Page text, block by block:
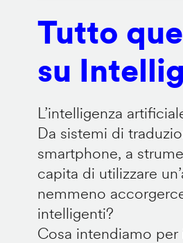
Tutto
su
L’intelligenza
Da sistemi di
smartphone, a
capita di utilizzare
nemmeno
intelligenti?
Cosa intendiamo